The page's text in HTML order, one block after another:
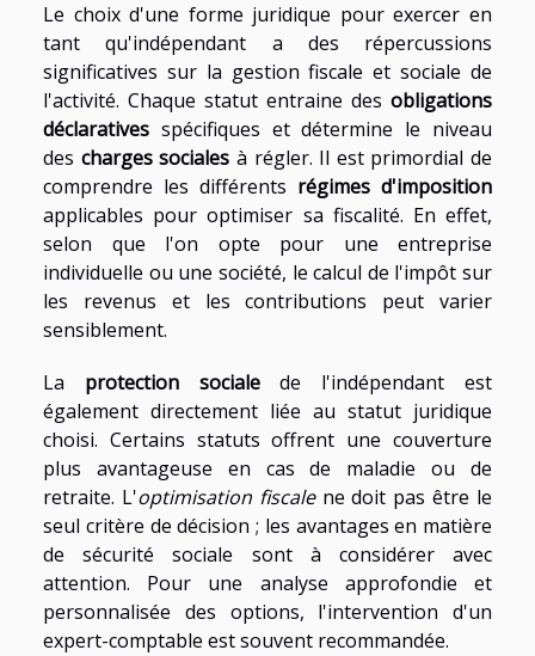
Le choix d'une forme juridique pour exercer en
tant qu'indépendant a des répercussions
significatives sur la gestion fiscale et sociale de
l'activité. Chaque statut entraine des obligations
déclaratives spécifiques et détermine le niveau
des charges sociales à régler. Il est primordial de
comprendre les différents régimes d'imposition
applicables pour optimiser sa fiscalité. En effet,
selon que l'on opte pour une entreprise
individuelle ou une société, le calcul de l'impôt sur
les revenus et les contributions peut varier
sensiblement.
La protection socialede l'indépendant est
également directement liée au statut juridique
choisi. Certains statuts offrent une couverture
plus avantageuse en cas de maladie ou de
retraite. L'optimisation fiscalene doit pas être le
seul critère de décision ; les avantages en matière
de sécurité sociale sont à considérer avec
attention. Pour une analyse approfondie et
personnalisée des options, l'intervention d'un
expert-comptable est souvent recommandée.